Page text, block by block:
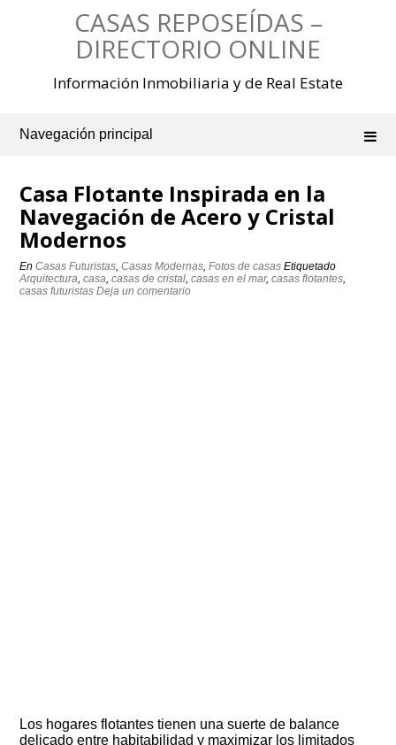
CASAS REPOSEÍDAS –
DIRECTORIO ONLINE
Información Inmobiliaria y de Real Estate
Navegación principal
Casa Flotante Inspirada en la
Navegación de Acero y Cristal
Modernos
EnCasas Futuristas,Casas Modernas,Fotos de casas Etiquetado
Arquitectura,casa,casas de cristal,casas en el mar,casas flotantes,
casas futuristas Deja un comentario
Los hogares flotantes tienen una suerte de balance
delicado entre habitabilidad y maximizar los limitados